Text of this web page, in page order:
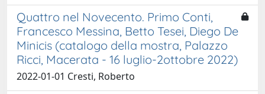
Quattro nel Novecento. Primo Conti,
Francesco Messina, Betto Tesei, Diego De
Minicis (catalogo della mostra, Palazzo
Ricci, Macerata - 16 luglio-2ottobre 2022)
2022-01-01 Cresti, Roberto